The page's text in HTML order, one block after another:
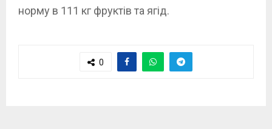
норму в 111 кг фруктів та ягід.
0